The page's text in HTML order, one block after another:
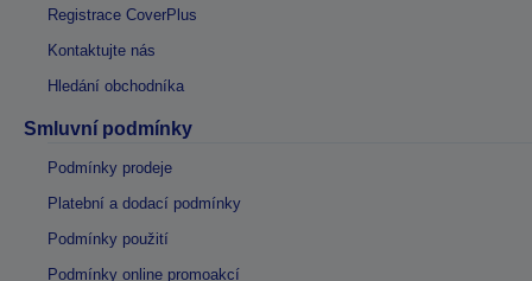
Registrace CoverPlus
Kontaktujte nás
Hledání obchodníka
Smluvní podmínky
Podmínky prodeje
Platební a dodací podmínky
Podmínky použití
Podmínky online promoakcí